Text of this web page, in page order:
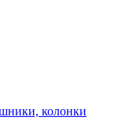
колонки